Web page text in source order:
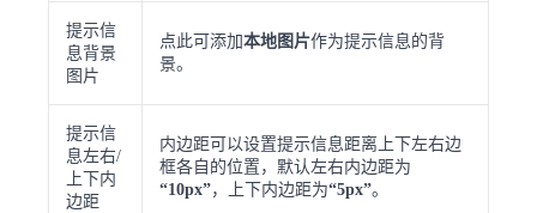
提示信
息背景
图片
点此可添加本地图片作为提示信息的背
景。
提示信
息左右/
上下内
边距
内边距可以设置提示信息距离上下左右边
框各自的位置，默认左右内边距为
“10px”，上下内边距为“5px”。